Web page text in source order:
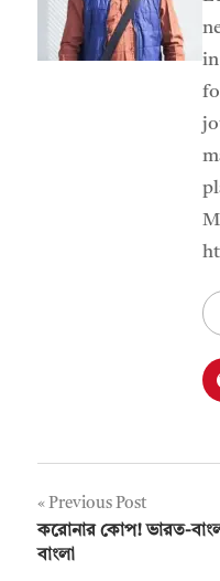
in
Post
navigation
Previous Post
করোনার কোপ! ভারত-
বাংলা